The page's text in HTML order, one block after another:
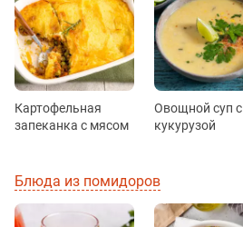
Картофельная
запеканка с мясом
Овощной суп с
кукурузой
Блюда из помидоров